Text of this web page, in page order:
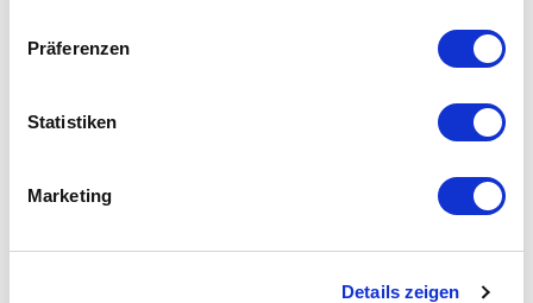
Präferenzen
Statistiken
Marketing
Details zeigen